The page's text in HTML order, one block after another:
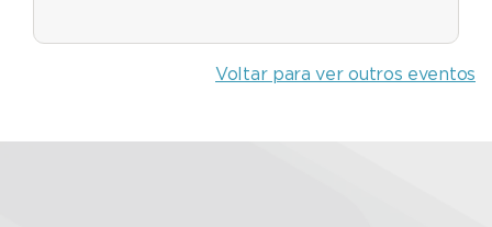
Voltar para ver outros eventos